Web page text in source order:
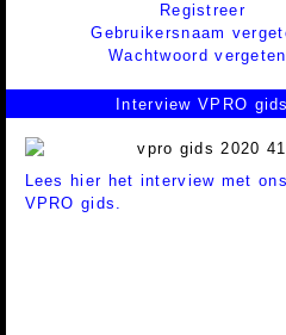
Registreer
Gebruikersnaam
Wachtwoord
Interview VPRO gids
Lees hier het interview met
VPRO gids.